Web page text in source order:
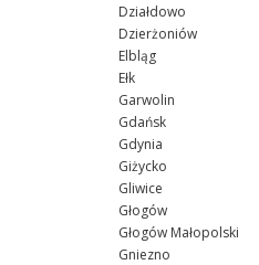
Działdowo
Dzierżoniów
Elbląg
Ełk
Garwolin
Gdańsk
Gdynia
Giżycko
Gliwice
Głogów
Głogów Małopolski
Gniezno